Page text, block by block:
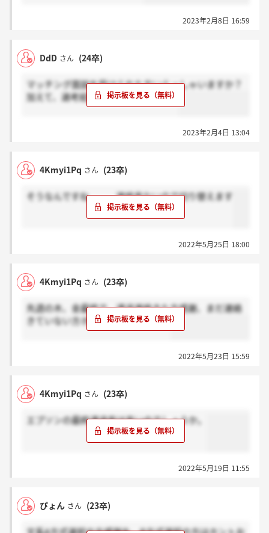
2023年2月8日 16:59
DdD さん (24卒)
マッチング面談を受けられた方いらっしゃいますか？
加えて、選考結果が来られましたか？
2023年2月4日 13:04
4Kmyi1Pq さん (23卒)
そうなんですね、、、連絡来ないので切り替えます
2022年5月25日 18:00
4Kmyi1Pq さん (23卒)
先週の木、金最終で、通過連絡きた方感謝、まだ連絡
きていない方ホントをお願いします
2022年5月23日 15:59
4Kmyi1Pq さん (23卒)
エプソンの最終通過率は高いのでしょうか。
2022年5月19日 11:55
ぴょん さん (23卒)